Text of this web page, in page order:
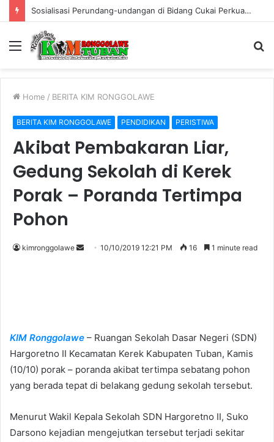
Warung Bambu di Jalan Raya Kerek Terbakar, Kerugian Ditaksir Rp30 Juta
Menu
Home / BERITA KIM RONGGOLAWE
BERITA KIM RONGGOLAWE PENDIDIKAN PERISTIWA
Akibat Pembakaran Liar,
Gedung Sekolah di Kerek
Porak – Poranda Tertimpa
Pohon
kimronggolawe
e
m
a
10/10/2019 12:21 PM 16 1 minute read
KIM Ronggolawe – Ruangan Sekolah Dasar Negeri (SDN)
Hargoretno II Kecamatan Kerek Kabupaten Tuban, Kamis
(10/10) porak – poranda akibat tertimpa sebatang pohon
yang berada tepat di belakang gedung sekolah tersebut.
Menurut Wakil Kepala Sekolah SDN Hargoretno II, Suko
Darsono kejadian mengejutkan tersebut terjadi sekitar